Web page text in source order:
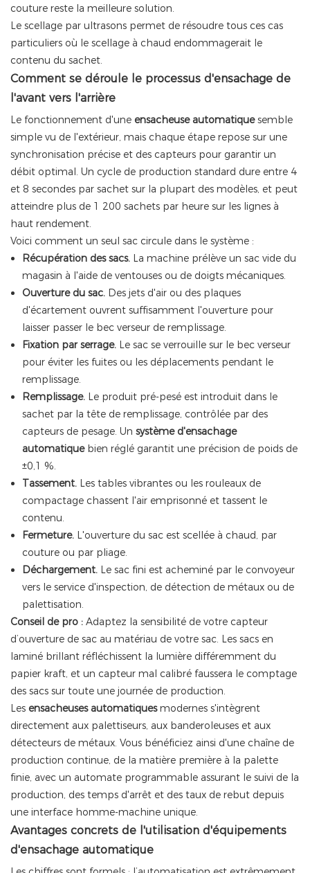
couture reste la meilleure solution.
Le scellage par ultrasons permet de résoudre tous ces cas
particuliers où le scellage à chaud endommagerait le
contenu du sachet.
Comment se déroule le processus d'ensachage de
l'avant vers l'arrière
Le fonctionnement d'une ensacheuse automatique semble
simple vu de l'extérieur, mais chaque étape repose sur une
synchronisation précise et des capteurs pour garantir un
débit optimal. Un cycle de production standard dure entre 4
et 8 secondes par sachet sur la plupart des modèles, et peut
atteindre plus de 1 200 sachets par heure sur les lignes à
haut rendement.
Voici comment un seul sac circule dans le système :
Récupération des sacs. La machine prélève un sac vide du
magasin à l'aide de ventouses ou de doigts mécaniques.
Ouverture du sac. Des jets d'air ou des plaques
d'écartement ouvrent suffisamment l'ouverture pour
laisser passer le bec verseur de remplissage.
Fixation par serrage. Le sac se verrouille sur le bec verseur
pour éviter les fuites ou les déplacements pendant le
remplissage.
Remplissage.Le produit pré-pesé est introduit dans le
sachet par la tête de remplissage, contrôlée par des
capteurs de pesage. Un système d'ensachage
automatique bien réglé garantit une précision de poids de
±0,1 %.
Tassement. Les tables vibrantes ou les rouleaux de
compactage chassent l'air emprisonné et tassent le
contenu.
Fermeture. L'ouverture du sac est scellée à chaud, par
couture ou par pliage.
Déchargement. Le sac fini est acheminé par le convoyeur
vers le service d'inspection, de détection de métaux ou de
palettisation.
Conseil de pro : Adaptez la sensibilité de votre capteur
d’ouverture de sac au matériau de votre sac. Les sacs en
laminé brillant réfléchissent la lumière différemment du
papier kraft, et un capteur mal calibré faussera le comptage
des sacs sur toute une journée de production.
Les ensacheuses automatiques modernes s'intègrent
directement aux palettiseurs, aux banderoleuses et aux
détecteurs de métaux. Vous bénéficiez ainsi d'une chaîne de
production continue, de la matière première à la palette
finie, avec un automate programmable assurant le suivi de la
production, des temps d'arrêt et des taux de rebut depuis
une interface homme-machine unique.
Avantages concrets de l'utilisation d'équipements
d'ensachage automatique